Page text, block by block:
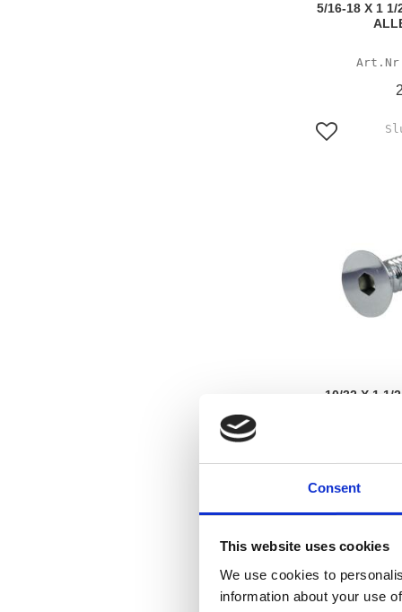
Consent
This website uses cookies
We use cookies to
information about your use
5/16-18 X 1 1/
Lägg till i
10/32 X 1 1/